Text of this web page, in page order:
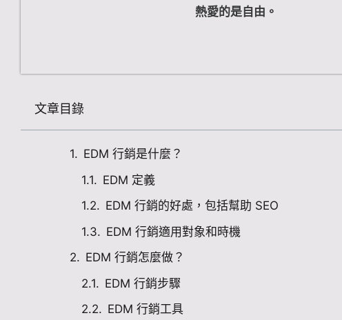
熱愛的是自由。
文章目錄
EDM 行銷是什麼？
EDM 定義
EDM 行銷的好處，包括幫助 SEO
EDM 行銷適用對象和時機
EDM 行銷怎麼做？
EDM 行銷步驟
EDM 行銷工具